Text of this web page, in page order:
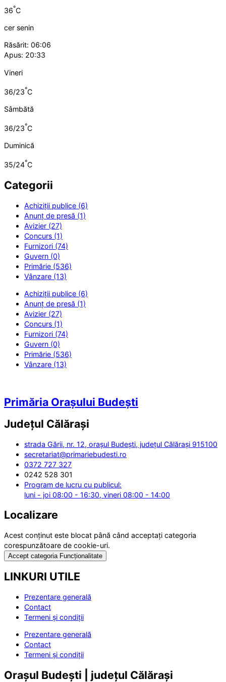
36°C
cer senin
Răsărit: 06:06
Apus: 20:33
Vineri
36/23°C
Sâmbătă
36/23°C
Duminică
35/24°C
Categorii
Achiziții publice (6)
Anunț de presă (1)
Avizier (27)
Concurs (1)
Furnizori (74)
Guvern (0)
Primărie (536)
Vânzare (13)
Achiziții publice (6)
Anunț de presă (1)
Avizier (27)
Concurs (1)
Furnizori (74)
Guvern (0)
Primărie (536)
Vânzare (13)
Primăria Orașului Budești
Județul Călărași
strada Gării, nr. 12, orașul Budești, județul Călărași 915100
secretariat@primariebudesti.ro
0372 727 327
0242 528 301
Program de lucru cu publicul:
luni - joi 08:00 - 16:30, vineri 08:00 - 14:00
Localizare
Acest conținut este blocat până când acceptați categoria
corespunzătoare de cookie-uri.
Accept categoria Funcționalitate
LINKURI UTILE
Prezentare generală
Contact
Termeni și condiții
Prezentare generală
Contact
Termeni și condiții
Orașul Budești | județul Călărași